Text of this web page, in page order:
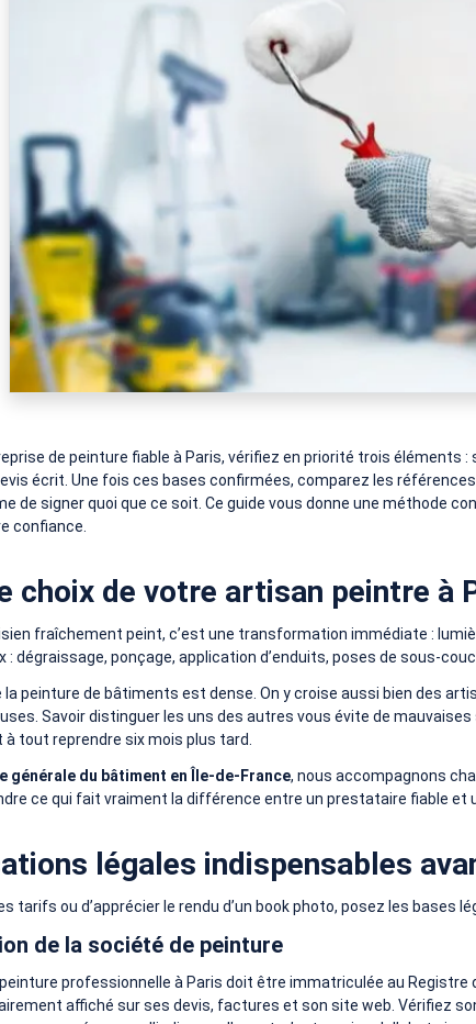
de peinture fiable à Paris, vérifiez en priorité trois
écrit. Une fois ces bases confirmées, comparez les
de signer quoi que ce soit. Ce guide vous donne une méthode
confiance.
choix de votre artisan peintre à
fraîchement peint, c’est une transformation immédiate :
: dégraissage, ponçage, application d’enduits, poses de sous-
la peinture de bâtiments est dense. On y croise aussi bien des
Savoir distinguer les uns des autres vous évite de
tout reprendre six mois plus tard.
générale du bâtiment en Île-de-France, nous accompagnons
ce qui fait vraiment la différence entre un prestataire fiable et
légales indispensables
tarifs ou d’apprécier le rendu d’un book photo, posez les bases
de la société de peinture
professionnelle à Paris doit être immatriculée au Registre
affiché sur ses devis, factures et son site web. Vérifiez